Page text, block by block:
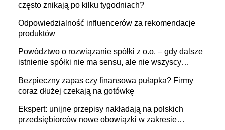
często znikają po kilku tygodniach?
Odpowiedzialność influencerów za rekomendacje
produktów
Powództwo o rozwiązanie spółki z o.o. – gdy dalsze
istnienie spółki nie ma sensu, ale nie wszyscy
Bezpieczny zapas czy finansowa pułapka? Firmy
coraz dłużej czekają na gotówkę
Ekspert: unijne przepisy nakładają na polskich
przedsiębiorców nowe obowiązki w zakresie